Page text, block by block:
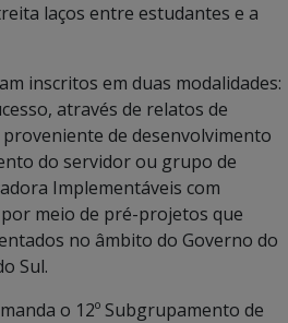
laços entre estudantes e a
inscritos em duas modalidades:
através de relatos de
de desenvolvimento
do servidor ou grupo de
Implementáveis com
meio de pré-projetos que
no âmbito do Governo do
Sul.
o 12º Subgrupamento de